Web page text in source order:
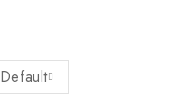
Default